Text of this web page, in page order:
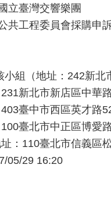
國立臺灣交響樂團
共工程委員會採購申
組（地址：242新北
新北市新店區中華
臺中市西區英才路
臺北市中正區博愛
：110臺北市信義區
05/29 16:20